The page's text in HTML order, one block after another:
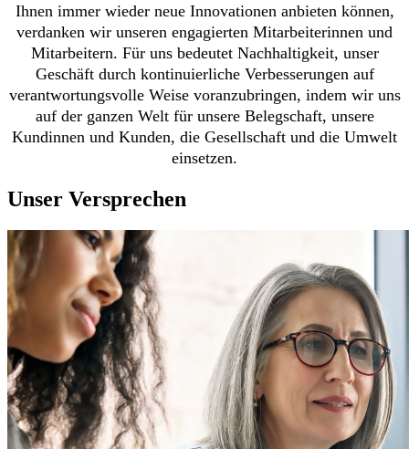
Ihnen immer wieder neue Innovationen anbieten können,
verdanken wir unseren engagierten Mitarbeiterinnen und
Mitarbeitern. Für uns bedeutet Nachhaltigkeit, unser
Geschäft durch kontinuierliche Verbesserungen auf
verantwortungsvolle Weise voranzubringen, indem wir uns
auf der ganzen Welt für unsere Belegschaft, unsere
Kundinnen und Kunden, die Gesellschaft und die Umwelt
einsetzen.
Unser Versprechen